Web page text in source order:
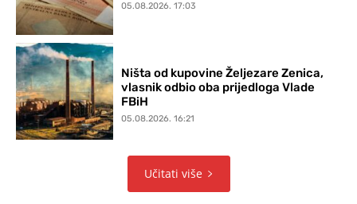
05.08.2026. 17:03
Ništa od kupovine Željezare Zenica,
vlasnik odbio oba prijedloga Vlade
FBiH
05.08.2026. 16:21
Učitati više